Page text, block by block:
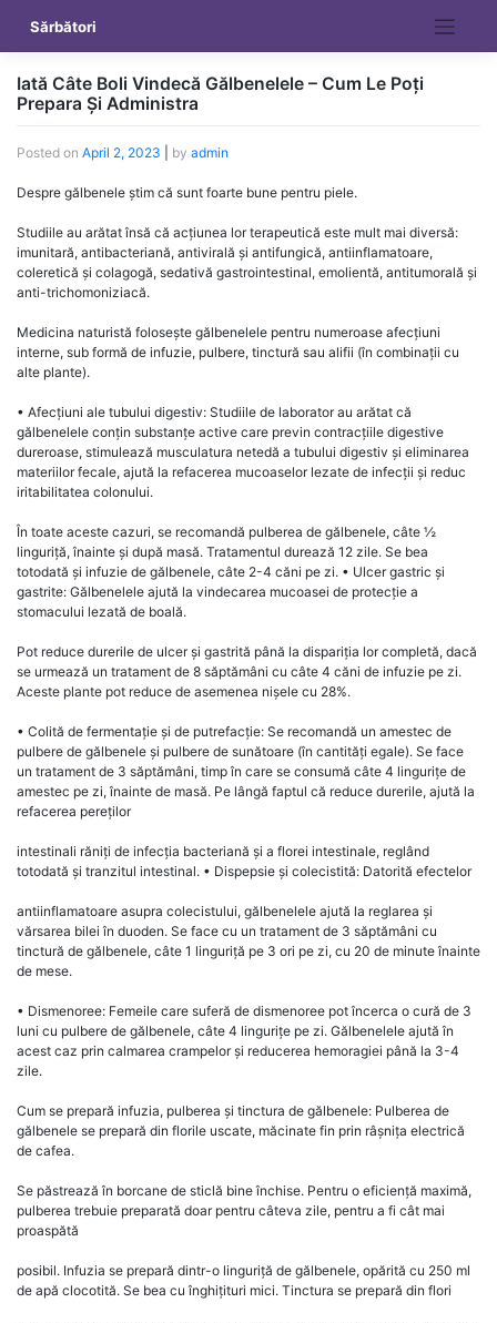
content
Sărbători
Iată Câte Boli Vindecă Gălbenelele – Cum Le Poți
Prepara Și Administra
Posted on April 2, 2023 by admin
Despre gălbenele știm că sunt foarte bune pentru piele.
Studiile au arătat însă că acțiunea lor terapeutică este mult mai diversă:
imunitară, antibacteriană, antivirală și antifungică, antiinflamatoare,
coleretică și colagogă, sedativă gastrointestinal, emolientă, antitumorală și
anti-trichomoniziacă.
Medicina naturistă folosește gălbenelele pentru numeroase afecțiuni
interne, sub formă de infuzie, pulbere, tinctură sau alifii (în combinații cu
alte plante).
• Afecțiuni ale tubului digestiv: Studiile de laborator au arătat că
gălbenelele conțin substanțe active care previn contracțiile digestive
dureroase, stimulează musculatura netedă a tubului digestiv și eliminarea
materiilor fecale, ajută la refacerea mucoaselor lezate de infecții și reduc
iritabilitatea colonului.
În toate aceste cazuri, se recomandă pulberea de gălbenele, câte ½
linguriță, înainte și după masă. Tratamentul durează 12 zile. Se bea
totodată și infuzie de gălbenele, câte 2-4 căni pe zi. • Ulcer gastric și
gastrite: Gălbenelele ajută la vindecarea mucoasei de protecție a
stomacului lezată de boală.
Pot reduce durerile de ulcer și gastrită până la dispariția lor completă, dacă
se urmează un tratament de 8 săptămâni cu câte 4 căni de infuzie pe zi.
Aceste plante pot reduce de asemenea nișele cu 28%.
• Colită de fermentație și de putrefacție: Se recomandă un amestec de
pulbere de gălbenele și pulbere de sunătoare (în cantități egale). Se face
un tratament de 3 săptămâni, timp în care se consumă câte 4 lingurițe de
amestec pe zi, înainte de masă. Pe lângă faptul că reduce durerile, ajută la
refacerea pereților
intestinali răniți de infecția bacteriană și a florei intestinale, reglând
totodată și tranzitul intestinal. • Dispepsie și colecistită: Datorită efectelor
antiinflamatoare asupra colecistului, gălbenelele ajută la reglarea și
vărsarea bilei în duoden. Se face cu un tratament de 3 săptămâni cu
tinctură de gălbenele, câte 1 linguriță pe 3 ori pe zi, cu 20 de minute înainte
de mese.
• Dismenoree: Femeile care suferă de dismenoree pot încerca o cură de 3
luni cu pulbere de gălbenele, câte 4 lingurițe pe zi. Gălbenelele ajută în
acest caz prin calmarea crampelor și reducerea hemoragiei până la 3-4
zile.
Cum se prepară infuzia, pulberea și tinctura de gălbenele: Pulberea de
gălbenele se prepară din florile uscate, măcinate fin prin râșnița electrică
de cafea.
Se păstrează în borcane de sticlă bine închise. Pentru o eficiență maximă,
pulberea trebuie preparată doar pentru câteva zile, pentru a fi cât mai
proaspătă
posibil. Infuzia se prepară dintr-o linguriță de gălbenele, opărită cu 250 ml
de apă clocotită. Se bea cu înghițituri mici. Tinctura se prepară din flori